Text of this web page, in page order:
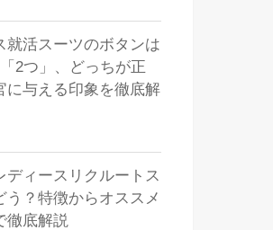
就活スーツのボタンは
「2つ」、どっちが正
に与える印象を徹底解
ディースリクルートス
う？特徴からオススメ
徹底解説